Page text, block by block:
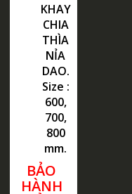
KHAY
CHIA
THÌA
NỈA
DAO.
Size :
600,
700,
800
mm.
BẢO
HÀNH